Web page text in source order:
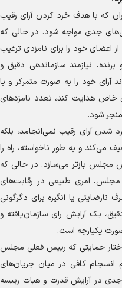
که با هدف خرد کردن آرای رقیب
جدی مواجه شود. در حالی که
اعضای خود را برای نامزدی ترغیب
نیازمند سازماندهی دقیق و
آرای خود را به صورت متمرکز و با
هدایت کند، تعدد نامزد‌های
منجر شود.
شدن آرای رقیب نمی‌انجامد، بلکه
می‌کند و به طور ناخواسته، راه را
مجلس بازتر می‌سازد. در حالی که
مجلس، امری طبیعی در رقابت‌های
یا انگیزه برای دگرگونی
یک آرایش رای سازمان‌یافته و
یکپارچه است.
حمایتی که رییس فعلی مجلس
انسجام کافی در میان جریان‌های
در آرایش قدرت و هیات رییسه